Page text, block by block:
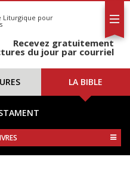
Liturgique pour
Recevez gratuitement
du jour par courriel
LA BIBLE